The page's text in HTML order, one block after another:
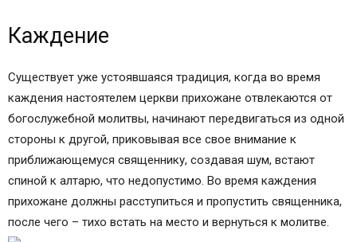
Каждение
Существует уже устоявшаяся традиция, когда во время
каждения настоятелем церкви прихожане отвлекаются от
богослужебной молитвы, начинают передвигаться из одной
стороны к другой, приковывая все свое внимание к
приближающемуся священнику, создавая шум, встают
спиной к алтарю, что недопустимо. Во время каждения
прихожане должны расступиться и пропустить священника,
после чего – тихо встать на место и вернуться к молитве.